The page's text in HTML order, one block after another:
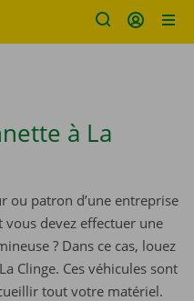
à La
ou patron d’une entreprise
devez effectuer une
? Dans ce cas, louez
Clinge. Ces véhicules sont
tout votre matériel.